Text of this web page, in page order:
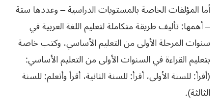
أما المؤلفات الخاصة بالمستويات الدراسية – وعددها ستة
– أهمها: تأليف طريقة متكاملة لتعليم اللغة العربية في
سنوات المرحلة الأولى من التعليم الأساسي، وكتب خاصة
بتعليم القراءة في السنوات الأولى من التعليم الأساسي:
(أقرأ: للسنة الأولى، أقرأ: للسنة الثانية، أقرأ وأتعلم: للسنة
الثالثة).